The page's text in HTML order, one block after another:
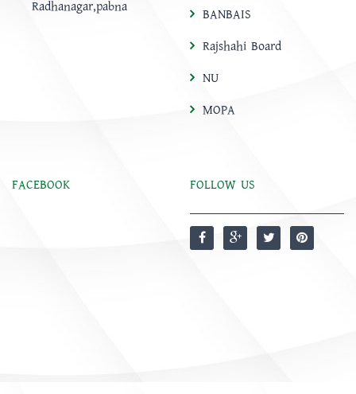
Radhanagar,pabna
BANBAIS
Rajshahi Board
NU
MOPA
FACEBOOK FOLLOW US